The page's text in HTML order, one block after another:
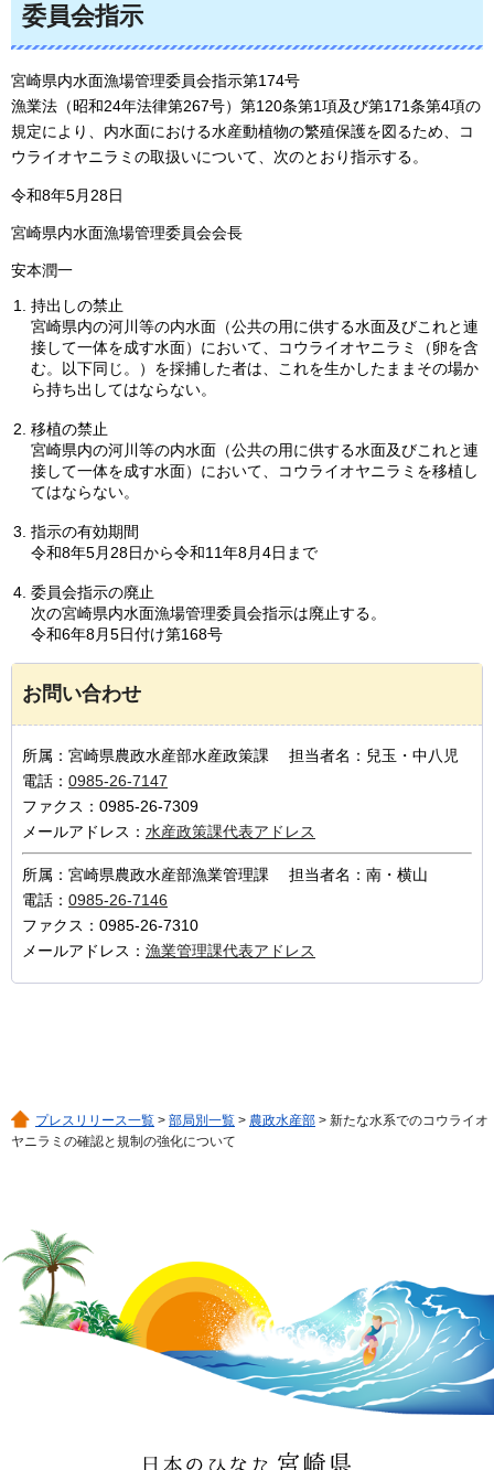
委員会指示
宮崎県内水面漁場管理委員会指示第174号
漁業法（昭和24年法律第267号）第120条第1項及び第171条第4項の
規定により、内水面における水産動植物の繁殖保護を図るため、コ
ウライオヤニラミの取扱いについて、次のとおり指示する。
令和8年5月28日
宮崎県内水面漁場管理委員会会長
安本潤一
持出しの禁止
宮崎県内の河川等の内水面（公共の用に供する水面及びこれと連
接して一体を成す水面）において、コウライオヤニラミ（卵を含
む。以下同じ。）を採捕した者は、これを生かしたままその場か
ら持ち出してはならない。
移植の禁止
宮崎県内の河川等の内水面（公共の用に供する水面及びこれと連
接して一体を成す水面）において、コウライオヤニラミを移植し
てはならない。
指示の有効期間
令和8年5月28日から令和11年8月4日まで
委員会指示の廃止
次の宮崎県内水面漁場管理委員会指示は廃止する。
令和6年8月5日付け第168号
お問い合わせ
所属：宮崎県農政水産部水産政策課 担当者名：兒玉・中八児
電話： 0985-26-7147
ファクス：0985-26-7309
メールアドレス： 水産政策課代表アドレス
所属：宮崎県農政水産部漁業管理課 担当者名：南・横山
電話： 0985-26-7146
ファクス：0985-26-7310
メールアドレス： 漁業管理課代表アドレス
プレスリリース一覧 > 部局別一覧 > 農政水産部 > 新たな水系でのコウライオ
ヤニラミの確認と規制の強化について
日本のひなた 宮崎県